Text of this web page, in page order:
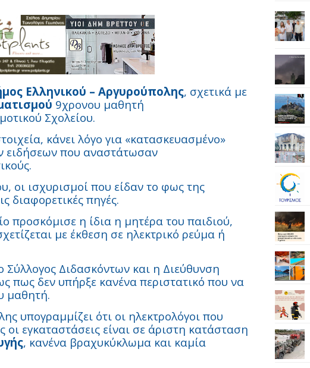
Ελληνικού – Αργυρούπολης, σχετικά με
9χρονου μαθητή
Σχολείου.
κάνει λόγο για «κατασκευασμένο»
ειδήσεων που αναστάτωσαν
ισχυρισμοί που είδαν το φως της
διαφορετικές πηγές.
προσκόμισε η ίδια η μητέρα του παιδιού,
με έκθεση σε ηλεκτρικό ρεύμα ή
Διδασκόντων και η Διεύθυνση
πως δεν υπήρξε κανένα περιστατικό που να
μαθητή.
υπογραμμίζει ότι οι ηλεκτρολόγοι που
εγκαταστάσεις είναι σε άριστη κατάσταση
, κανένα βραχυκύκλωμα και καμία